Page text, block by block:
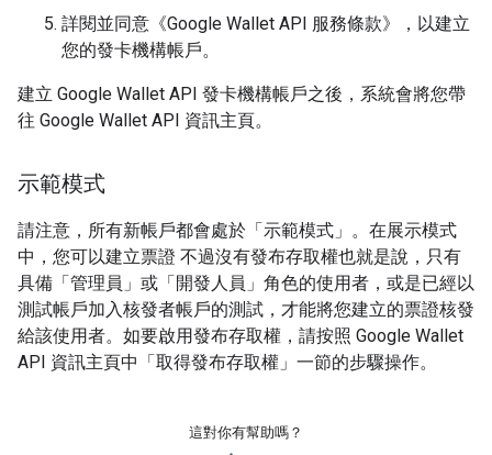
詳閱並同意《Google Wallet API 服務條款》，以建立
您的發卡機構帳戶。
建立 Google Wallet API 發卡機構帳戶之後，系統會將您帶
往 Google Wallet API 資訊主頁。
示範模式
請注意，所有新帳戶都會處於「示範模式」。在展示模式
中，您可以建立票證 不過沒有發布存取權也就是說，只有
具備「管理員」或「開發人員」角色的使用者，或是已經以
測試帳戶加入核發者帳戶的測試，才能將您建立的票證核發
給該使用者。如要啟用發布存取權，請按照 Google Wallet
API 資訊主頁中「取得發布存取權」一節的步驟操作。
這對你有幫助嗎？